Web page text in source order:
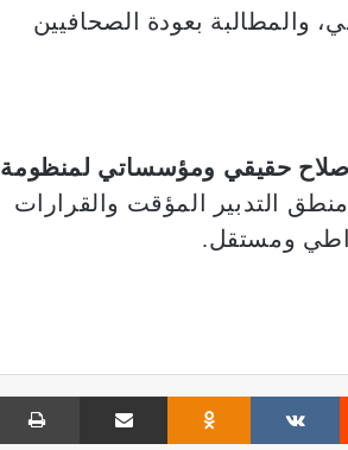
والمطالبة بعودة الصحافيين
حقيقي ومؤسساتي لمنظومة
التدبير المؤقت والقرارات
ومستقل.
Reddit
VKontakte
Odnoklassniki
Share via Email